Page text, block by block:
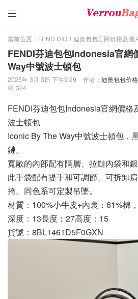

當前位置： FEND DIOR 迪奥包包官网价格及圖
FENDI芬迪包包Indonesia官網
Way中號波士頓包
2025年 3月 3日 下午9:29 作者： 迪奥包包价
 324
FENDI芬迪包包Indonesia官網價格
波士頓包
Iconic By The Way中號波士頓包，
鏈。
寬敞的內部配有隔層、拉鏈內袋和銀
此手袋配有提手和可調節、可拆卸
挎。同色系可定製吊墜。
材質：100%小牛皮+內裏：61%棉
深度：13長度：27高度：15
貨號：8BL1461D5F0GXN